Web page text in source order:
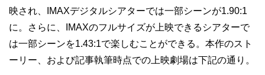
映され、IMAXデジタルシアターでは一部シーンが1.90:1
に。さらに、IMAXのフルサイズが上映できるシアターで
は一部シーンを1.43:1で楽しむことができる。本作のスト
ーリー、および記事執筆時点での上映劇場は下記の通り。